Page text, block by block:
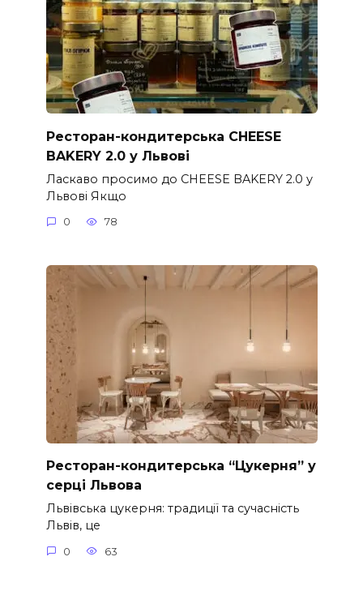
Ресторан-кондитерська CHEESE
BAKERY 2.0 у Львові
Ласкаво просимо до CHEESE BAKERY 2.0 у
Львові Якщо
0 78
Ресторан-кондитерська “Цукерня” у
серці Львова
Львівська цукерня: традиції та сучасність
Львів, це
0 63